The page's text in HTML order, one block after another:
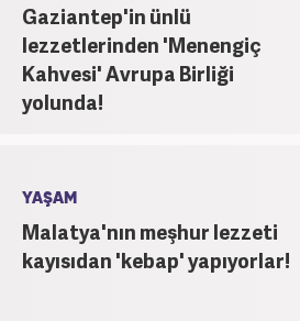
Gaziantep'in ünlü
lezzetlerinden 'Menengiç
Kahvesi' Avrupa Birliği
yolunda!
YAŞAM
Malatya'nın meşhur lezzeti
kayısıdan 'kebap' yapıyorlar!